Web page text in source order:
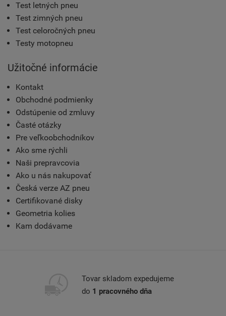
Test letných pneu
Test zimných pneu
Test celoročných pneu
Testy motopneu
Užitočné informácie
Kontakt
Obchodné podmienky
Odstúpenie od zmluvy
Časté otázky
Pre veľkoobchodníkov
Ako sme rýchli
Naši prepravcovia
Ako u nás nakupovať
Česká verze AZ pneu
Certifikované disky
Geometria kolies
Kam dodávame
Tovar skladom expedujeme
do 1 pracovného dňa